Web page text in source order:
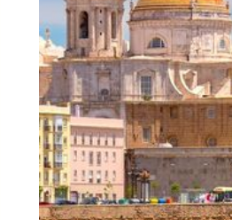
Distance
Audios